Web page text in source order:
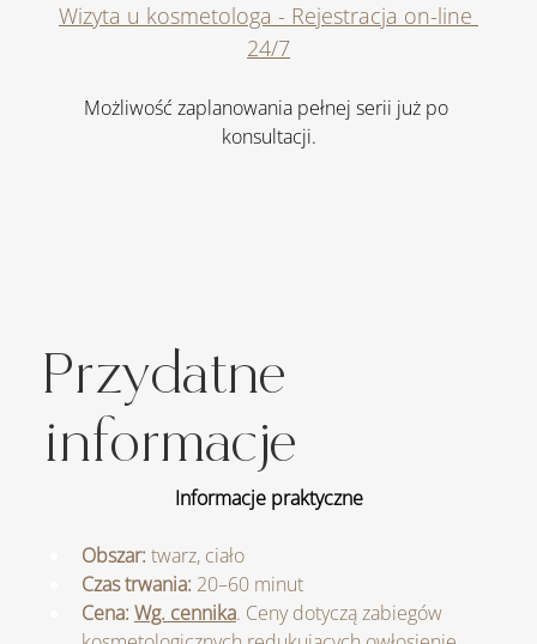
Wizyta u kosmetologa - Rejestracja on-line
24/7
Możliwość zaplanowania pełnej serii już po
konsultacji.
Przydatne
informacje
Informacje praktyczne
Obszar: twarz, ciało
Czas trwania: 20–60 minut
Cena: Wg. cennika. Ceny dotyczą zabiegów